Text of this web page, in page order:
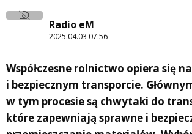
Radio eM
2025.04.03 07:56
Współczesne rolnictwo opiera się
i bezpiecznym transporcie.
w tym procesie są chwytaki do
które zapewniają sprawne i